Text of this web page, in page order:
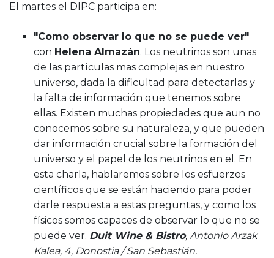
El martes el DIPC participa en:
"Como observar lo que no se puede ver"
con Helena Almazán. Los neutrinos son unas
de las partículas mas complejas en nuestro
universo, dada la dificultad para detectarlas y
la falta de información que tenemos sobre
ellas. Existen muchas propiedades que aun no
conocemos sobre su naturaleza, y que pueden
dar información crucial sobre la formación del
universo y el papel de los neutrinos en el. En
esta charla, hablaremos sobre los esfuerzos
científicos que se están haciendo para poder
darle respuesta a estas preguntas, y como los
físicos somos capaces de observar lo que no se
puede ver. Duit Wine & Bistro, Antonio Arzak
Kalea, 4, Donostia / San Sebastián.